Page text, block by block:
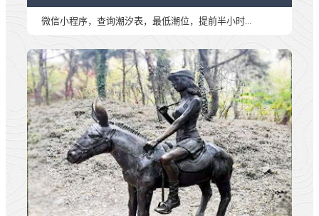
微信小程序，查询潮汐表，最低潮位，提前半小时...